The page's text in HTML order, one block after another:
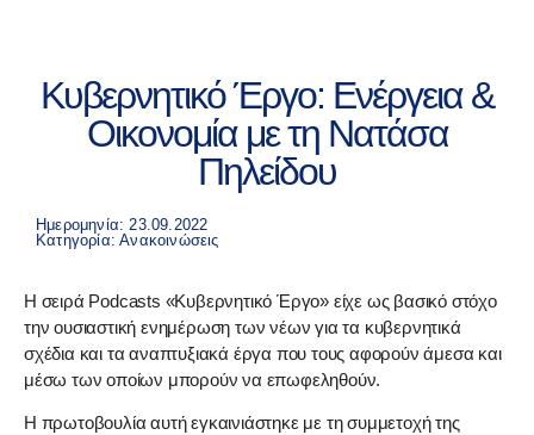
Κυβερνητικό Έργο: Ενέργεια &
Οικονομία με τη Νατάσα
Πηλείδου
Ημερομηνία: 23.09.2022
Κατηγορία:Ανακοινώσεις
Η σειρά Podcasts «Κυβερνητικό Έργο» είχε ως βασικό στόχο
την ουσιαστική ενημέρωση των νέων για τα κυβερνητικά
σχέδια και τα αναπτυξιακά έργα που τους αφορούν άμεσα και
μέσω των οποίων μπορούν να επωφεληθούν.
Η πρωτοβουλία αυτή εγκαινιάστηκε με τη συμμετοχή της